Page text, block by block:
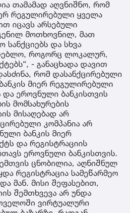
თამამად აღვნიშნო, რომ
რეგულირებული ყველა
იცავს არსებული
მოთხოვნილ, მათ
და სხვა
როგორც ლოკალურ,
- განაცხადა დავით
რომ დასანქცირებული
მიერ რეგულირებული
ეროვნული ბანკისთვის
მომსახურების
მისაღებად არ
კომპანია არ
ბანკის მიერ
და რეგისტრაციის
ეროვნული ბანკისთვის.
ცნობილია, აღნიშნულ
რეგისტრაცია სამეწარმეო
მან. მისი შეფასებით,
შემთხვევა არ უნდა
ვირტუალური